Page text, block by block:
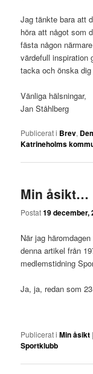
Jag tänkte bara att
höra att något som
fästa någon
värdefull inspiration
tacka och önska
Vänliga hälsningar,
Jan Ståhlberg
Publicerat i Brev,
Katrineholms
Min åsikt…
Postat19 december,
När jag
denna artikel från
medlemstidning
Ja, ja, redan som
Publicerat i Min åsikt |
Sportklubb